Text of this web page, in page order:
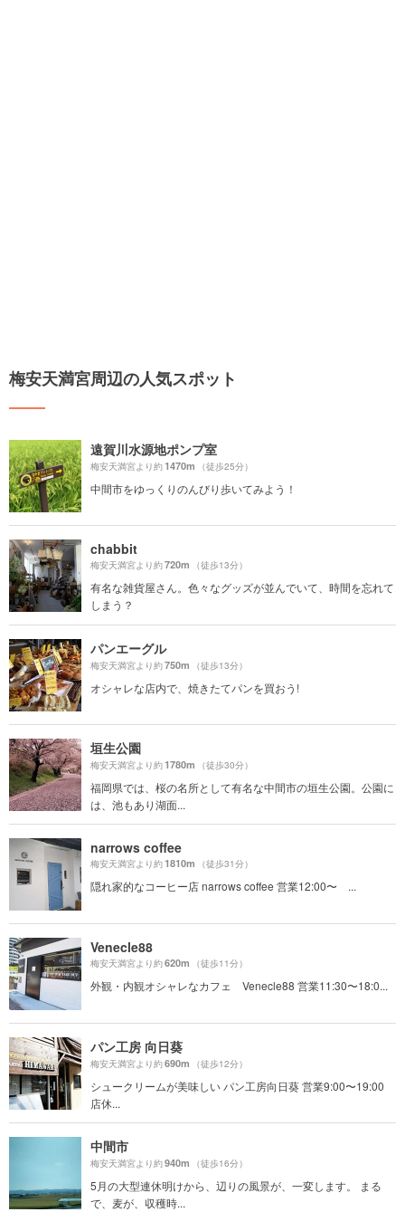
梅安天満宮周辺の人気スポット
遠賀川水源地ポンプ室
梅安天満宮より約1470m （徒歩25分）
中間市をゆっくりのんびり歩いてみよう！
chabbit
梅安天満宮より約720m （徒歩13分）
有名な雑貨屋さん。色々なグッズが並んでいて、時間を忘れて
しまう？
パンエーグル
梅安天満宮より約750m （徒歩13分）
オシャレな店内で、焼きたてパンを買おう!
垣生公園
梅安天満宮より約1780m （徒歩30分）
福岡県では、桜の名所として有名な中間市の垣生公園。公園に
は、池もあり湖面...
narrows coffee
梅安天満宮より約1810m （徒歩31分）
隠れ家的なコーヒー店 narrows coffee 営業12:00〜 ...
Venecle88
梅安天満宮より約620m （徒歩11分）
外観・内観オシャレなカフェ Venecle88 営業11:30〜18:0...
パン工房 向日葵
梅安天満宮より約690m （徒歩12分）
シュークリームが美味しい パン工房向日葵 営業9:00〜19:00
店休...
中間市
梅安天満宮より約940m （徒歩16分）
5月の大型連休明けから、辺りの風景が、一変します。 まる
で、麦が、収穫時...